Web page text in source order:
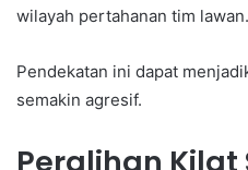
wilayah pertahanan tim lawan.
Pendekatan ini dapat
semakin agresif.